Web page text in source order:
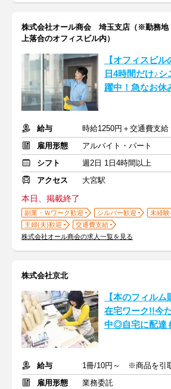
株式会社オール商会 埼玉支店（※勤務地
上落合のオフィスビル内）
【オフィスビ
日4時間だけ♪
躍中！急なお休
給与
時給1250円＋交通費支給
雇用形態
アルバイト・パート
シフト
週2日 1日4時間以上
アクセス
大宮駅
本日、掲載終了
副業・Ｗワーク歓迎 シルバー歓迎
未経験
主婦(夫)歓迎
交通費支給
株式会社オール商会の求人一覧を見る
株式会社京北
【本のフィル
在宅ワーク!!今
中◎自宅に配達
給与
雇用形態
業務委託